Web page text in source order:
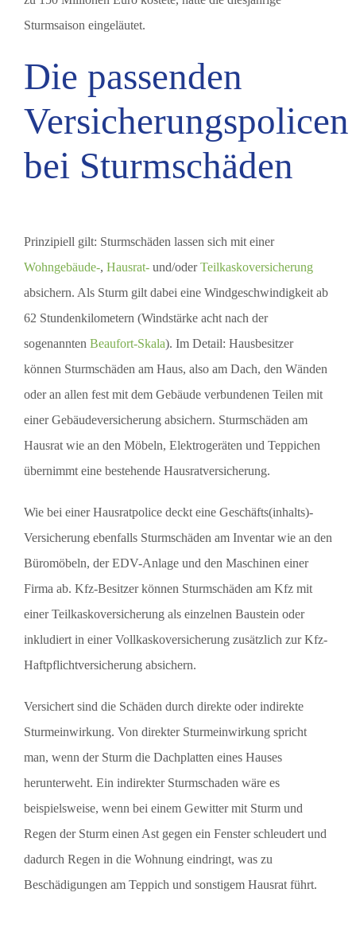
Sturmsaison eingeläutet.
Die passenden
Versicherungspolicen
bei Sturmschäden
Prinzipiell gilt: Sturmschäden lassen sich mit einer
Wohngebäude-, Hausrat- und/oderTeilkaskoversicherung
absichern. Als Sturm gilt dabei eine Windgeschwindigkeit ab
62 Stundenkilometern (Windstärke acht nach der
sogenannten Beaufort-Skala). Im Detail: Hausbesitzer
können Sturmschäden am Haus, also am Dach, den Wänden
oder an allen fest mit dem Gebäude verbundenen Teilen mit
einer Gebäudeversicherung absichern. Sturmschäden am
Hausrat wie an den Möbeln, Elektrogeräten und Teppichen
übernimmt eine bestehende Hausratversicherung.
Wie bei einer Hausratpolice deckt eine Geschäfts(inhalts)-
Versicherung ebenfalls Sturmschäden am Inventar wie an den
Büromöbeln, der EDV-Anlage und den Maschinen einer
Firma ab. Kfz-Besitzer können Sturmschäden am Kfz mit
einer Teilkaskoversicherung als einzelnen Baustein oder
inkludiert in einer Vollkaskoversicherung zusätzlich zur Kfz-
Haftpflichtversicherung absichern.
Versichert sind die Schäden durch direkte oder indirekte
Sturmeinwirkung. Von direkter Sturmeinwirkung spricht
man, wenn der Sturm die Dachplatten eines Hauses
herunterweht. Ein indirekter Sturmschaden wäre es
beispielsweise, wenn bei einem Gewitter mit Sturm und
Regen der Sturm einen Ast gegen ein Fenster schleudert und
dadurch Regen in die Wohnung eindringt, was zu
Beschädigungen am Teppich und sonstigem Hausrat führt.